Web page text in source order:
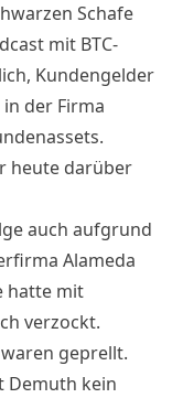
Schafe
mit BTC-
Kundengelder
der Firma
heute darüber
auch aufgrund
Alameda
hatte mit
verzockt.
geprellt.
Demuth kein